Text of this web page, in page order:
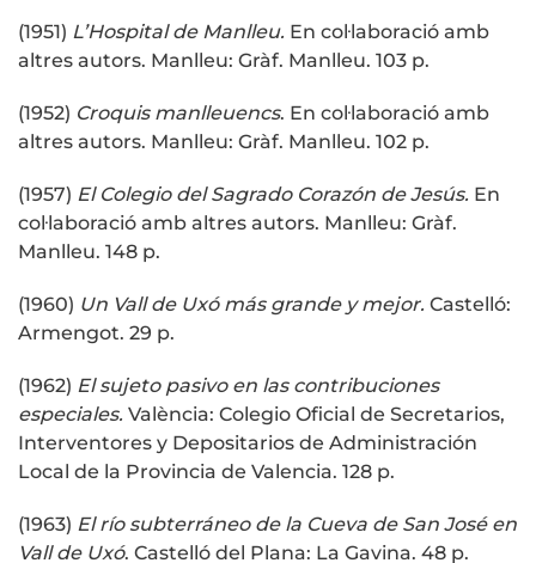
(1951) L’Hospital de Manlleu. En col·laboració amb
altres autors. Manlleu: Gràf. Manlleu. 103 p.
(1952) Croquis manlleuencs. En col·laboració amb
altres autors. Manlleu: Gràf. Manlleu. 102 p.
(1957) El Colegio del Sagrado Corazón de Jesús. En
col·laboració amb altres autors. Manlleu: Gràf.
Manlleu. 148 p.
(1960) Un Vall de Uxó más grande y mejor. Castelló:
Armengot. 29 p.
(1962) El sujeto pasivo en las contribuciones
especiales. València: Colegio Oficial de Secretarios,
Interventores y Depositarios de Administración
Local de la Provincia de Valencia. 128 p.
(1963) El río subterráneo de la Cueva de San José en
Vall de Uxó. Castelló del Plana: La Gavina. 48 p.